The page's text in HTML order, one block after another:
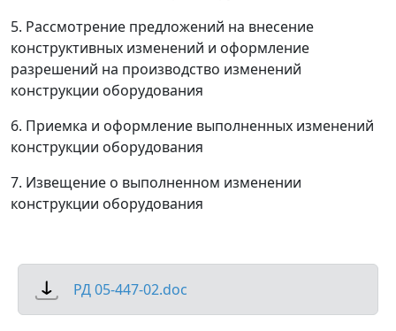
5. Рассмотрение предложений на внесение
конструктивных изменений и оформление
разрешений на производство изменений
конструкции оборудования
6. Приемка и оформление выполненных изменений
конструкции оборудования
7. Извещение о выполненном изменении
конструкции оборудования
РД 05-447-02.doc